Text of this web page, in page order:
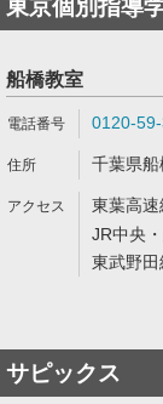
東京個別指導
船橋教室
0120-
千葉県
東葉高
JR中央
東武野
サピックス